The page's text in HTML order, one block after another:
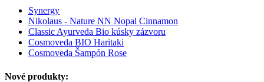
Synergy
Nikolaus - Nature NN Nopal Cinnamon
Classic Ayurveda Bio kúsky zázvoru
Cosmoveda BIO Haritaki
Cosmoveda Šampón Rose
Nové produkty: